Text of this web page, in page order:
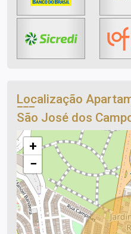
Localização
São José dos
+
−